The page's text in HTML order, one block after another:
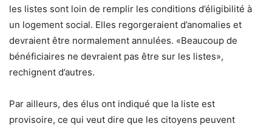
les listes sont loin de remplir les conditions d’éligibilité à
un logement social. Elles regorgeraient d’anomalies et
devraient être normalement annulées. «Beaucoup de
bénéficiaires ne devraient pas être sur les listes»,
rechignent d’autres.
Par ailleurs, des élus ont indiqué que la liste est
provisoire, ce qui veut dire que les citoyens peuvent